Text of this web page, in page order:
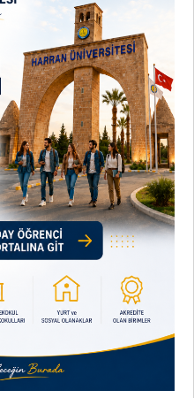
Birimler